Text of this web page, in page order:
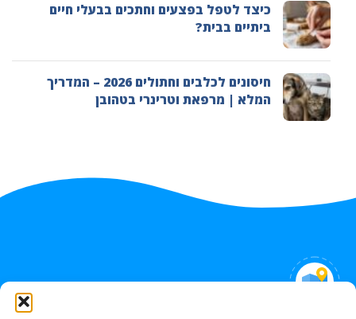
כיצד לטפל בפצעים וחתכים בבעלי חיים
ביתיים בבית?
חיסונים לכלבים וחתולים 2026 – המדריך
המלא | מרפאת וטרינרי בטהובן